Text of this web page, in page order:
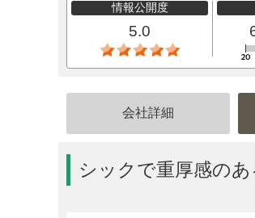
情報公開度
5.0
会社詳細
シックで重厚感の